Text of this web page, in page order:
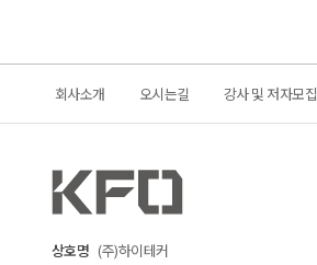
회사소개 오시는길 강사 및 저자모집
상호명 (주)하이테커